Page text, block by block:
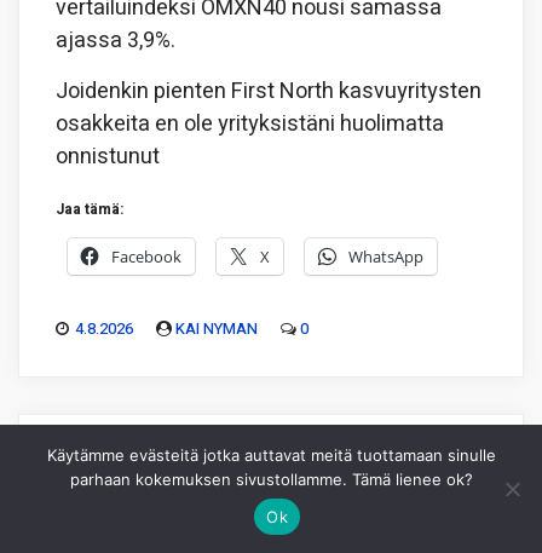
vertailuindeksi OMXN40 nousi samassa
ajassa 3,9%.
Joidenkin pienten First North kasvuyritysten
osakkeita en ole yrityksistäni huolimatta
onnistunut
Jaa tämä:
Facebook X WhatsApp
4.8.2026 KAI NYMAN 0
Käytämme evästeitä jotka auttavat meitä tuottamaan sinulle
parhaan kokemuksen sivustollamme. Tämä lienee ok?
Ok